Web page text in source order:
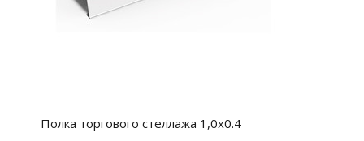
Полка торгового стеллажа 1,0х0.4